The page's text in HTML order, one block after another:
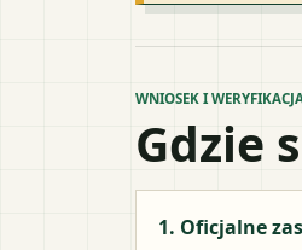
WNIOSEK I
Gdzie
1. Oficjalne